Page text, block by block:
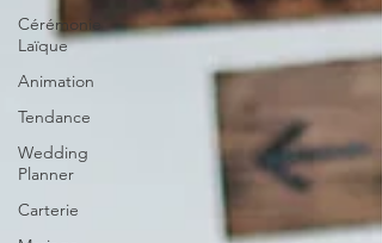
Cérémonie
Laïque
Animation
Tendance
Wedding
Planner
Carterie